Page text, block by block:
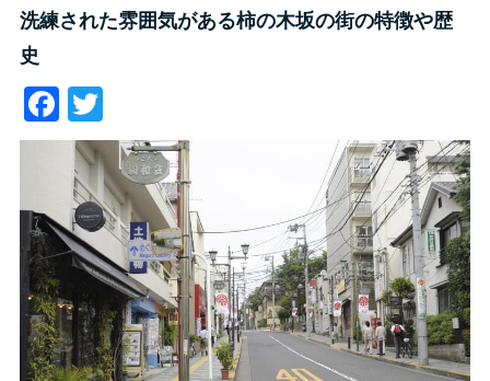
洗練された雰囲気がある柿の木坂の街の特徴や歴
史
Facebook